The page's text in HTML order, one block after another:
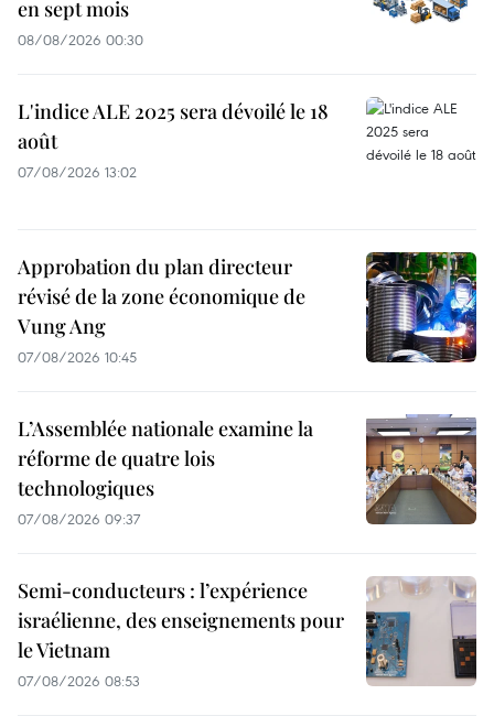
en sept mois
08/08/2026 00:30
L'indice ALE 2025 sera dévoilé le 18
août
07/08/2026 13:02
Approbation du plan directeur
révisé de la zone économique de
Vung Ang
07/08/2026 10:45
L’Assemblée nationale examine la
réforme de quatre lois
technologiques
07/08/2026 09:37
Semi-conducteurs : l’expérience
israélienne, des enseignements pour
le Vietnam
07/08/2026 08:53